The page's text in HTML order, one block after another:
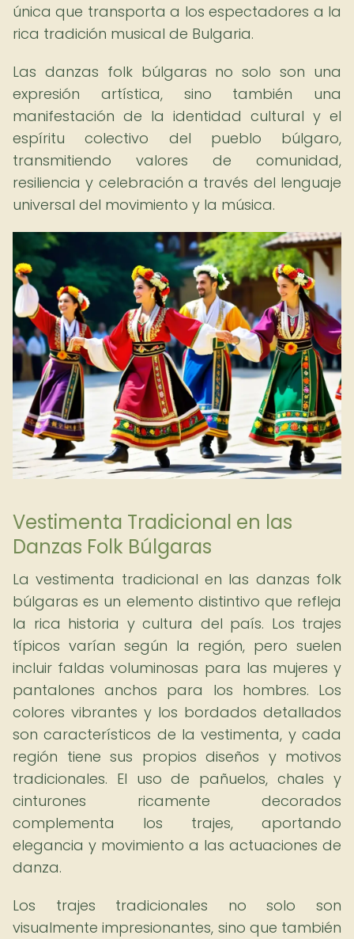
única que transporta a los espectadores a la
rica tradición musical de Bulgaria.
Las danzas folk búlgaras no solo son una
expresión artística, sino también una
manifestación de la identidad cultural y el
espíritu colectivo del pueblo búlgaro,
transmitiendo valores de comunidad,
resiliencia y celebración a través del lenguaje
universal del movimiento y la música.
Vestimenta Tradicional en las
Danzas Folk Búlgaras
La vestimenta tradicional en las danzas folk
búlgaras es un elemento distintivo que refleja
la rica historia y cultura del país. Los trajes
típicos varían según la región, pero suelen
incluir faldas voluminosas para las mujeres y
pantalones anchos para los hombres. Los
colores vibrantes y los bordados detallados
son característicos de la vestimenta, y cada
región tiene sus propios diseños y motivos
tradicionales. El uso de pañuelos, chales y
cinturones ricamente decorados
complementa los trajes, aportando
elegancia y movimiento a las actuaciones de
danza.
Los trajes tradicionales no solo son
visualmente impresionantes, sino que también